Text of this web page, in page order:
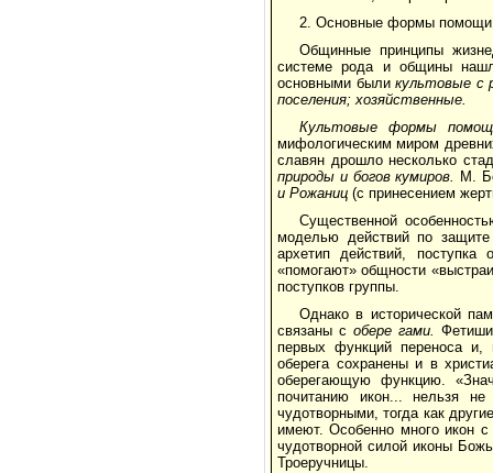
2. Основные формы помощи
Общинные принципы
системе рода и общины
основными быликультовые с
поселения; хозяйственные.
Культовые формы
мифологическим ми­ром
славян дрошло несколько
природы и богов кумиров. М.
и Рожаниц (с принесением
Существенной
моделью дей­ствий по защите
архетип действий,
«помогают» общности
поступков группы.
Однако в исторической
связаны с обере­ гами.
первых функций переноса и,
оберега сохранены и в
оберегающую функцию.
почитанию икон... нельзя не
чудотворными, тогда как
имеют. Особенно много икон
чудотворной силой иконы
Троеручницы.